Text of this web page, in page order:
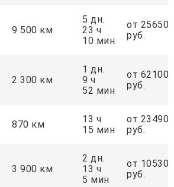
9 500 км
5 дн.
23 ч
10 мин
от 256500
руб.
2 300 км
1 дн.
9 ч
52 мин
от 62100
руб.
870 км
13 ч
15 мин
от 23490
руб.
3 900 км
2 дн.
13 ч
5 мин
от 105300
руб.